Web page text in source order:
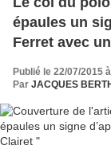
épaules un
Ferret avec
Publié le 22/07/2015
Par JACQUES